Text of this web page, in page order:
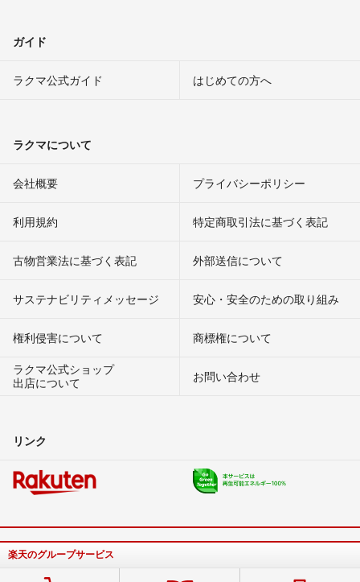
ガイド
ラクマ公式ガイド はじめての方へ
ラクマについて
会社概要 プライバシーポリシー
利用規約 特定商取引法に基づく表記
古物営業法に基づく表記 外部送信について
サステナビリティメッセージ 安心・安全のための取り組み
権利侵害について
商標権について
ラクマ公式ショップ
出店について
お問い合わせ
リンク
楽天のグループサービス